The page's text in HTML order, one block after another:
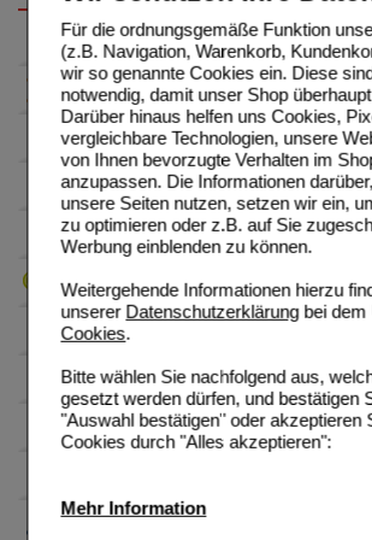
Für die ordnungsgemäße Funktion
(z.B. Navigation, Warenkorb,
wir so genannte Cookies ein. Diese
notwendig, damit unser Shop
Darüber hinaus helfen uns Cookies,
vergleichbare Technologien, unsere
von Ihnen bevorzugte Verhalten im
anzupassen. Die Informationen
unsere Seiten nutzen, setzen wir ein,
zu optimieren oder z.B. auf Sie
Werbung einblenden zu können.
Weitergehende Informationen hierzu
unserer Datenschutzerklärungbei dem
Cookies.
Bitte wählen Sie nachfolgend aus,
gesetzt werden dürfen, und bestätigen
"Auswahl bestätigen" oder akzeptieren
Cookies durch "Alles akzeptieren":
Mehr Information